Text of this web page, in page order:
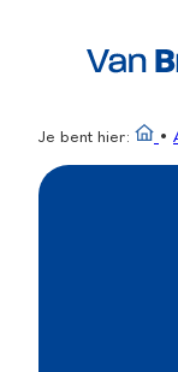
Je bent hier: •